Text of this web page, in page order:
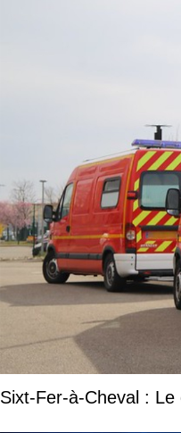
Sixt-Fer-à-Cheval :